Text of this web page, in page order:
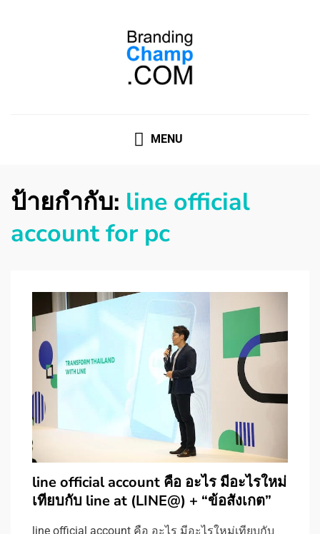
MENU
ป้ายกำกับ: line official
account for pc
line official account คือ อะไร มีอะไรใหม่
เทียบกับ line at (LINE@) + “ข้อสังเกต”
line official account คือ อะไร มีอะไรใหม่เทียบกับ